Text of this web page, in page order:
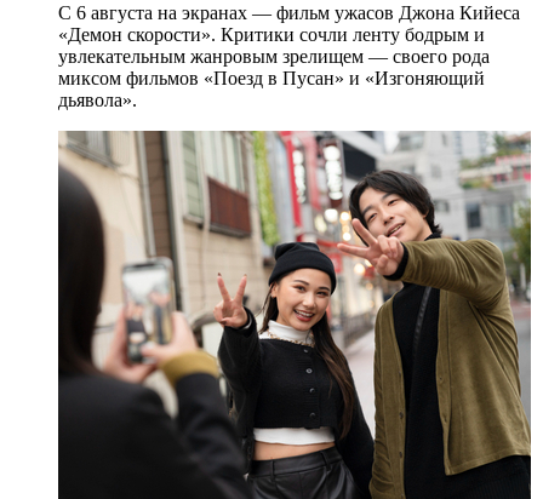
С 6 августа на экранах — фильм ужасов Джона Кийеса
«Демон скорости». Критики сочли ленту бодрым и
увлекательным жанровым зрелищeм — своего рода
миксом фильмов «Поезд в Пусан» и «Изгоняющий
дьявола».